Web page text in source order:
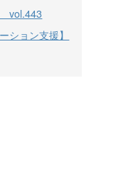
vol.443
ション支援】